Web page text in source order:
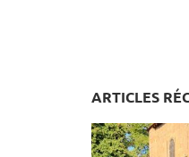
ARTICLES